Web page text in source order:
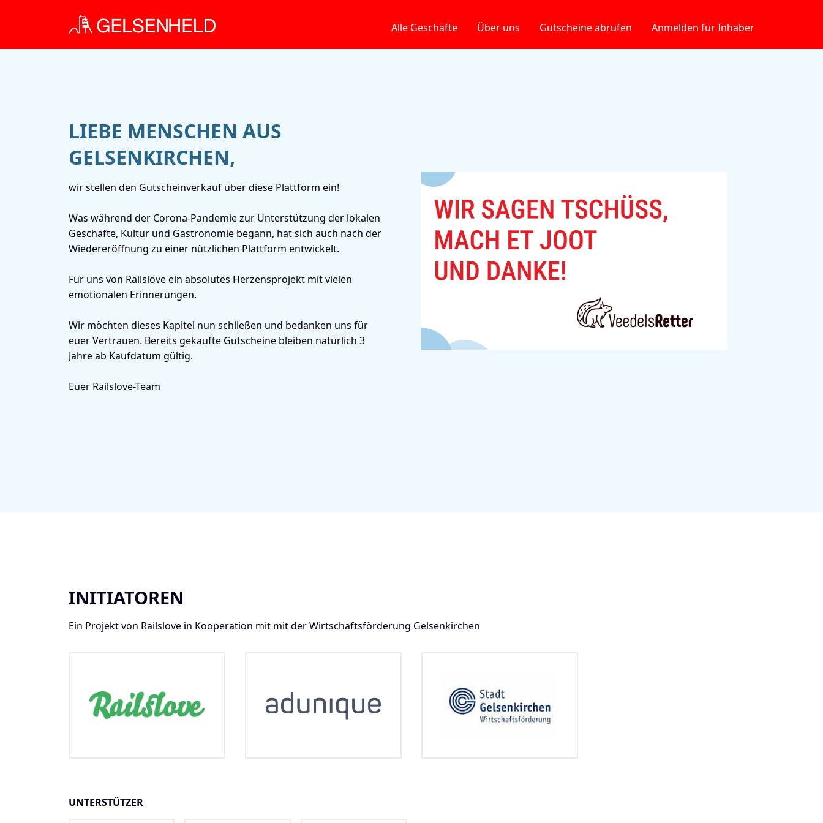
Alle Geschäfte Über uns Gutscheine abrufen Anmelden für Inhaber
LIEBE MENSCHEN AUS
GELSENKIRCHEN,
wir stellen den Gutscheinverkauf über diese Plattform ein!
Was während der Corona-Pandemie zur Unterstützung der lokalen
Geschäfte, Kultur und Gastronomie begann, hat sich auch nach der
Wiedereröffnung zu einer nützlichen Plattform entwickelt.
Für uns von Railslove ein absolutes Herzensprojekt mit vielen
emotionalen Erinnerungen.
Wir möchten dieses Kapitel nun schließen und bedanken uns für
euer Vertrauen. Bereits gekaufte Gutscheine bleiben natürlich 3
Jahre ab Kaufdatum gültig.
Euer Railslove-Team
INITIATOREN
Ein Projekt von Railslove in Kooperation mit mit der Wirtschaftsförderung Gelsenkirchen
UNTERSTÜTZER